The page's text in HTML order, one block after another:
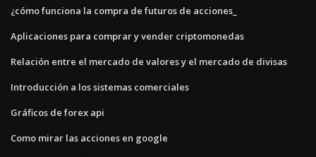
¿cómo funciona la compra de futuros de acciones_
Aplicaciones para comprar y vender criptomonedas
Relación entre el mercado de valores y el mercado de divisas
Introducción a los sistemas comerciales
Gráficos de forex api
Como mirar las acciones en google